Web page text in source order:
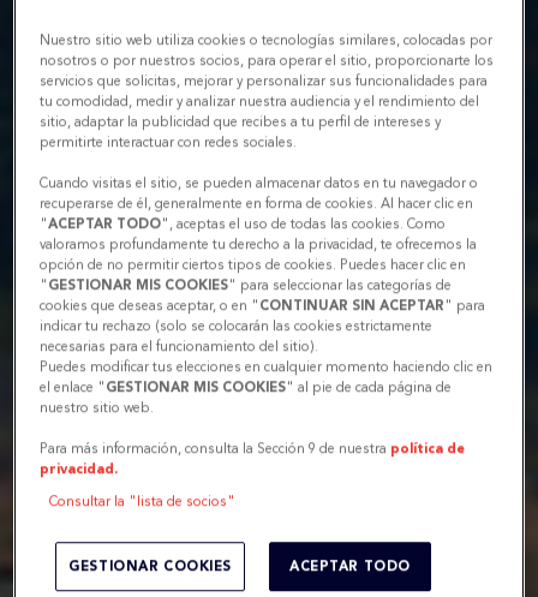
Nuestro sitio web utiliza cookies o tecnologías similares, colocadas por
nosotros o por nuestros socios, para operar el sitio, proporcionarte los
servicios que solicitas, mejorar y personalizar sus funcionalidades para
tu comodidad, medir y analizar nuestra audiencia y el rendimiento del
sitio, adaptar la publicidad que recibes a tu perfil de intereses y
permitirte interactuar con redes sociales.
Cuando visitas el sitio, se pueden almacenar datos en tu navegador o
recuperarse de él, generalmente en forma de cookies. Al hacer clic en
"ACEPTAR TODO", aceptas el uso de todas las cookies. Como
valoramos profundamente tu derecho a la privacidad, te ofrecemos la
opción de no permitir ciertos tipos de cookies. Puedes hacer clic en
" GESTIONAR MIS COOKIES" para seleccionar las categorías de
cookies que deseas aceptar, o en " CONTINUAR SIN ACEPTAR " para
indicar tu rechazo (solo se colocarán las cookies estrictamente
necesarias para el funcionamiento del sitio).
Puedes modificar tus elecciones en cualquier momento haciendo clic en
el enlace " GESTIONAR MIS COOKIES" al pie de cada página de
nuestro sitio web.
Para más información, consulta la Sección 9 de nuestra política de
privacidad.
Consultar la "lista de socios"
GESTIONAR COOKIES ACEPTAR TODO